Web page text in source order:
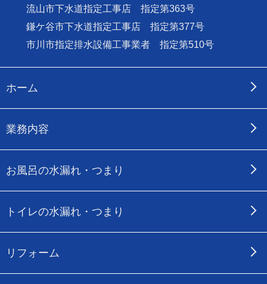
流山市下水道指定工事店 指定第363号
鎌ケ谷市下水道指定工事店 指定第377号
市川市指定排水設備工事業者 指定第510号
ホーム
業務内容
お風呂の水漏れ・つまり
トイレの水漏れ・つまり
リフォーム